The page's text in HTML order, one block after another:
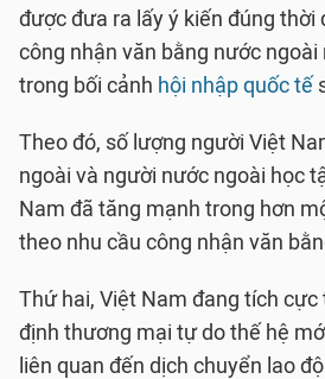
được đưa ra lấy ý kiến đúng thời
công nhận văn bằng nước ngoài
trong bối cảnh hội nhập quốc tế
Theo đó, số lượng người Việt
ngoài và người nước ngoài học
Nam đã tăng mạnh trong hơn
theo nhu cầu công nhận văn
Thứ hai, Việt Nam đang tích
định thương mại tự do thế hệ
liên quan đến dịch chuyển lao